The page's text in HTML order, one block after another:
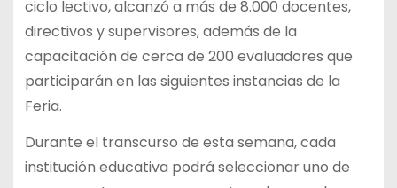
ciclo lectivo, alcanzó a más de 8.000 docentes,
directivos y supervisores, además de la
capacitación de cerca de 200 evaluadores que
participarán en las siguientes instancias de la
Feria.
Durante el transcurso de esta semana, cada
institución educativa podrá seleccionar uno de